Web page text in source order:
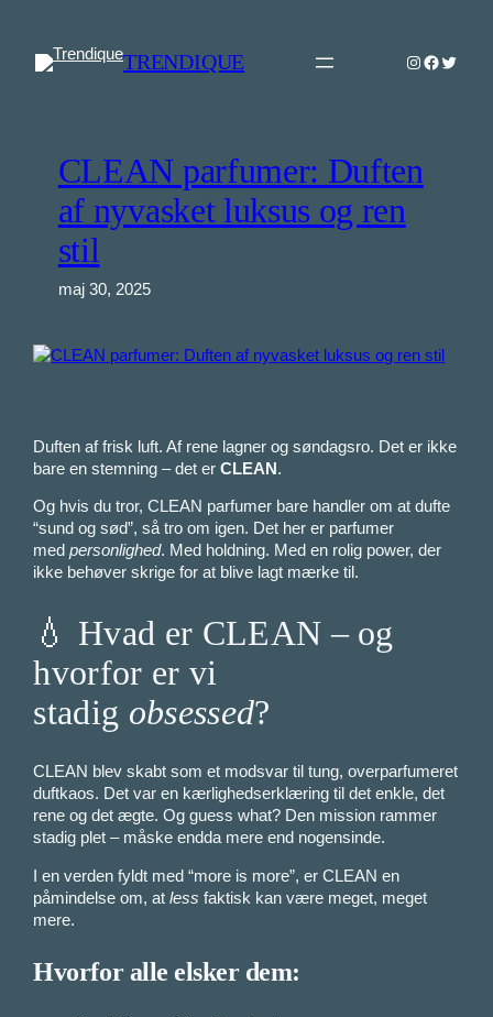
indhold
TRENDIQUE Instagram
Twitter
CLEAN parfumer: Duften
af nyvasket luksus og ren
stil
maj 30, 2025
Duften af frisk luft. Af rene lagner og søndagsro. Det er ikke
bare en stemning – det erCLEAN .
Og hvis du tror, CLEAN parfumer bare handler om at dufte
“sund og sød”, så tro om igen. Det her er parfumer
medpersonlighed. Med holdning. Med en rolig power, der
ikke behøver skrige for at blive lagt mærke til.
💧 Hvad er CLEAN – og
hvorfor er vi
stadig obsessed?
CLEAN blev skabt som et modsvar til tung, overparfumeret
duftkaos. Det var en kærlighedserklæring til det enkle, det
rene og det ægte. Og guess what? Den mission rammer
stadig plet – måske endda mere end nogensinde.
I en verden fyldt med “more is more”, er CLEAN en
påmindelse om, atless faktisk kan være meget, meget
mere.
Hvorfor alle elsker dem: